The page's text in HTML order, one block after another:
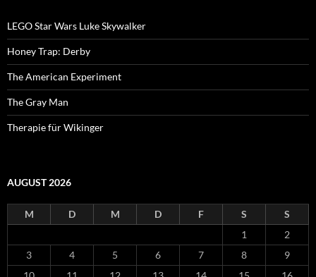
LEGO Star Wars Luke Skywalker
Honey Trap: Derby
The American Experiment
The Gray Man
Therapie für Wikinger
AUGUST 2026
M D M D F S
S
1
2
3
4 5 6 7 8
9